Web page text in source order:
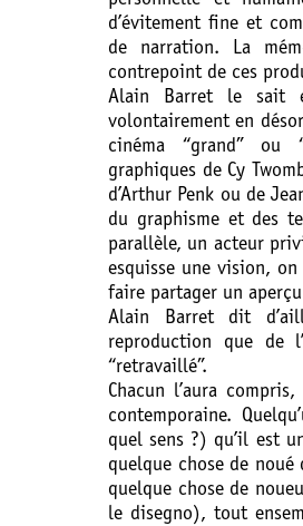
d’évitement fine et
de narration. La
contrepoint de ces
Alain Barret le sait
volontairement en
cinéma “grand” ou
graphiques de Cy
d’Arthur Penk ou de
du graphisme et des
parallèle, un acteur
esquisse une vision,
faire partager un
Alain Barret dit
reproduction que de
“retravaillé”.
Chacun l’aura
contemporaine.
quel sens ?) qu’il est
quelque chose de noué
quelque chose de
le disegno), tout